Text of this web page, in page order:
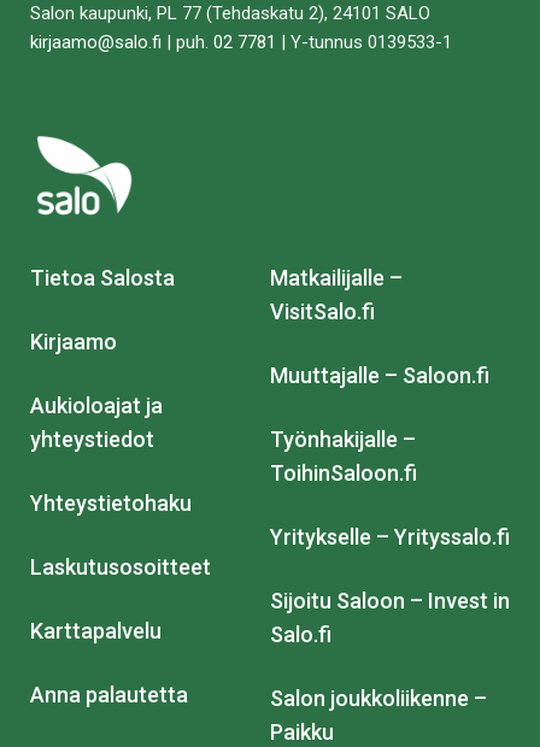
Salon kaupunki, PL 77 (Tehdaskatu 2), 24101 SALO
kirjaamo@salo.fi | puh. 02 7781 | Y-tunnus 0139533-1
Tietoa Salosta
Kirjaamo
Aukioloajat ja
yhteystiedot
Yhteystietohaku
Laskutusosoitteet
Karttapalvelu
Anna palautetta
Matkailijalle –
VisitSalo.fi
Muuttajalle – Saloon.fi
Työnhakijalle –
ToihinSaloon.fi
Yritykselle – Yrityssalo.fi
Sijoitu Saloon – Invest in
Salo.fi
Salon joukkoliikenne –
Paikku